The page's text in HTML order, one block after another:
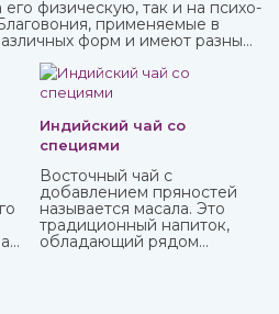
физическую, так и на психо-
применяемые в
форм и имеют разные
простоту использования и
приемлемой стоимости.
Индийский чай со
специями
Восточный чай с
добавлением пряностей
называется масала. Это
традиционный напиток,
обладающий рядом